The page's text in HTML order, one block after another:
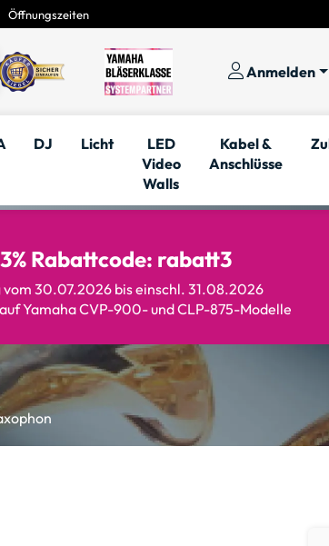
Öffnungszeiten
Anmelden
DJ Licht
LED
Video
Walls
Kabel &
Anschlüsse
3% Rabattcode: rabatt3
vom 30.07.2026 bis einschl. 31.08.2026
Yamaha CVP-900- und CLP-875-Modelle